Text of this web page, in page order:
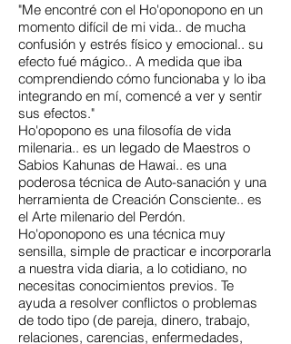
"Me encontré con el Ho'oponopono en un
momento difícil de mi vida.. de mucha
confusión y estrés físico y emocional.. su
efecto fué mágico.. A medida que iba
comprendiendo cómo funcionaba y lo iba
integrando en mí, comencé a ver y sentir
sus efectos."
Ho'opopono es una filosofía de vida
milenaria.. es un legado de Maestros o
Sabios Kahunas de Hawai.. es una
poderosa técnica de Auto-sanación y una
herramienta de Creación Consciente.. es
el Arte milenario del Perdón.
Ho'oponopono es una técnica muy
sensilla, simple de practicar e incorporarla
a nuestra vida diaria, a lo cotidiano, no
necesitas conocimientos previos. Te
ayuda a resolver conflictos o problemas
de todo tipo (de pareja, dinero, trabajo,
relaciones, carencias, enfermedades,